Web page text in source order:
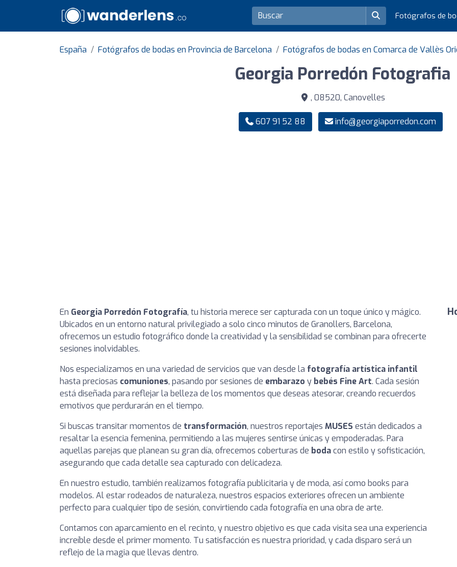
Fotógrafos de
España Fotógrafos de bodas en Provincia de Barcelona Fotógrafos de bodas en Comarca de Vallès
Georgia Porredón Fotografia
, 08520, Canovelles
607 91 52 88 info@georgiaporredon.com
En Georgia Porredón Fotografía, tu historia merece ser capturada con un toque único y mágico.
Ubicados en un entorno natural privilegiado a solo cinco minutos de Granollers, Barcelona,
ofrecemos un estudio fotográfico donde la creatividad y la sensibilidad se combinan para ofrecerte
sesiones inolvidables.
Nos especializamos en una variedad de servicios que van desde la fotografía artística infantil
hasta preciosas comuniones, pasando por sesiones de embarazo y bebés Fine Art. Cada sesión
está diseñada para reflejar la belleza de los momentos que deseas atesorar, creando recuerdos
emotivos que perdurarán en el tiempo.
Si buscas transitar momentos de transformación, nuestros reportajes MUSES están dedicados a
resaltar la esencia femenina, permitiendo a las mujeres sentirse únicas y empoderadas. Para
aquellas parejas que planean su gran día, ofrecemos coberturas de bodacon estilo y sofisticación,
asegurando que cada detalle sea capturado con delicadeza.
En nuestro estudio, también realizamos fotografía publicitaria y de moda, así como books para
modelos. Al estar rodeados de naturaleza, nuestros espacios exteriores ofrecen un ambiente
perfecto para cualquier tipo de sesión, convirtiendo cada fotografía en una obra de arte.
Contamos con aparcamiento en el recinto, y nuestro objetivo es que cada visita sea una experiencia
increíble desde el primer momento. Tu satisfacción es nuestra prioridad, y cada disparo será un
reflejo de la magia que llevas dentro.